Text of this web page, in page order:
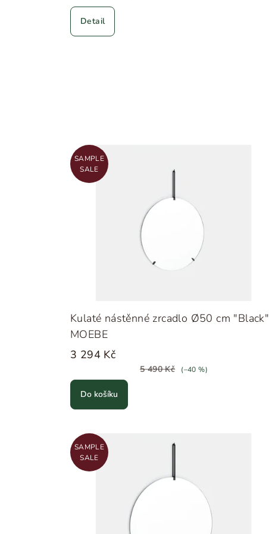
Detail
SAMPLE
SALE
Kulaté nástěnné zrcadlo Ø50 cm "Black"
MOEBE
3 294 Kč
5 490 Kč (–40 %)
Do košíku
SAMPLE
SALE